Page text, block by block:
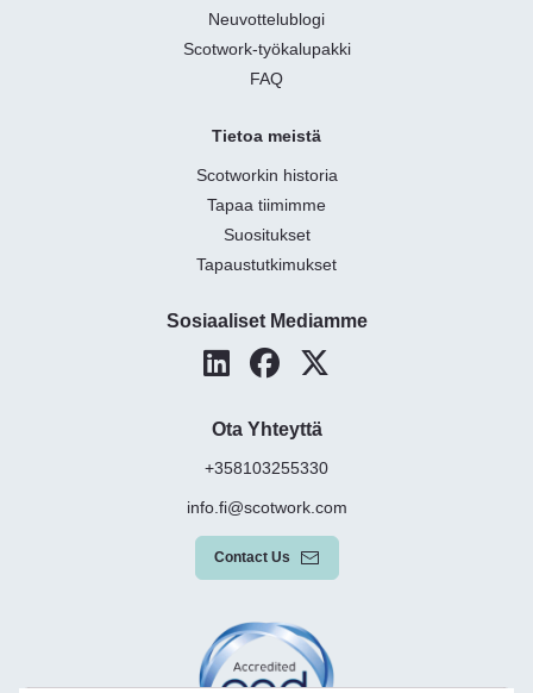
Neuvottelublogi
Scotwork-työkalupakki
FAQ
Tietoa meistä
Scotworkin historia
Tapaa tiimimme
Suositukset
Tapaustutkimukset
Sosiaaliset Mediamme
Ota Yhteyttä
+358103255330
info.fi@scotwork.com
Contact Us